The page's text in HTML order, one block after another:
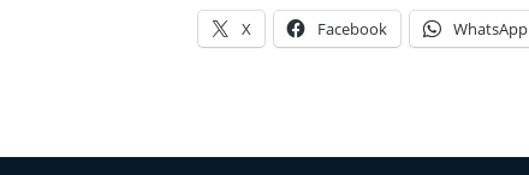
X Facebook WhatsApp